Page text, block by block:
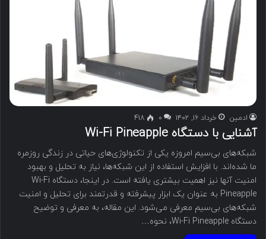
ادمین خرداد ۱۶, ۱۴۰۲ ۰ 418
آشنایی با دستگاه Wi-Fi Pineapple
شبکه‌های بی‌سیم امروزه یکی از تکنولوژی‌های حیاتی در زندگی روزمره
ما شده‌اند. با افزایش استفاده از این شبکه‌ها، نیاز به تحلیل و بهبود
امنیت آنها نیز اهمیت بیشتری یافته است. در اینجا، دستگاه Wi-Fi
Pineapple به عنوان یک ابزار پیشرفته و قدرتمند برای تحلیل و امنیت
شبکه‌های بی‌سیم معرفی می‌شود. این مقاله، به معرفی و توضیح
دستگاه Wi-Fi Pineapple، نحوه…